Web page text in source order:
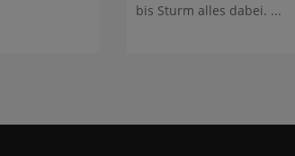
bis Sturm alles dabei. ...